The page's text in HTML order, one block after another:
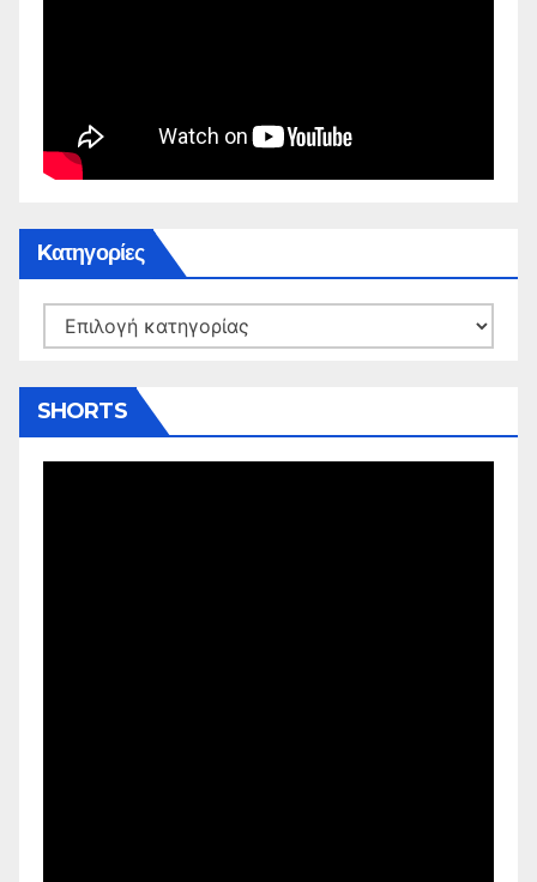
Kατηγορίες
Kατηγορίες
SHORTS